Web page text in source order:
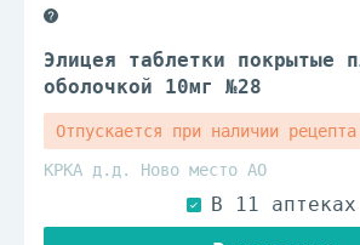
Элицея таблетки покрытые
оболочкой 10мг №28
Отпускается при наличии рецепта
КРКА д.д. Ново место АО